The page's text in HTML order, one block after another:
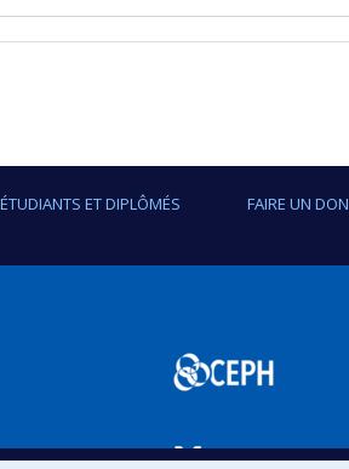
ÉTUDIANTS ET DIPLÔMÉS FAIRE UN DON